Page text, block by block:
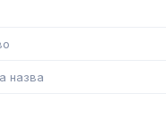
назва